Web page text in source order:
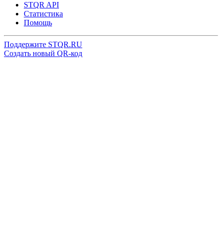
STQR API
Cтатистика
Помощь
Поддержите STQR.RU
Создать новый QR-код